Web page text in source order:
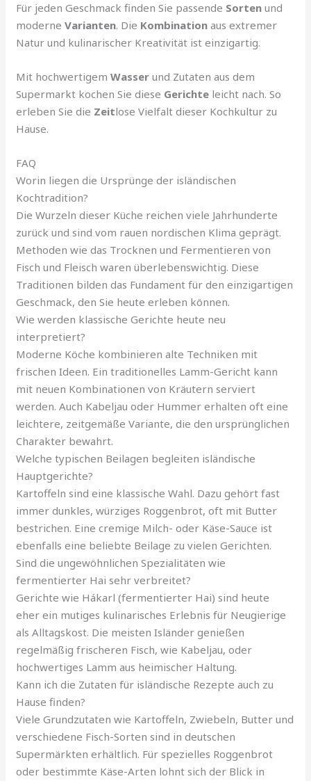
Für jeden Geschmack finden Sie passende Sorten und
moderneVarianten. Die Kombination aus extremer
Natur und kulinarischer Kreativität ist einzigartig.
Mit hochwertigemWasser und Zutaten aus dem
Supermarkt kochen Sie diese Gerichte leicht nach. So
erleben Sie die Zeitlose Vielfalt dieser Kochkultur zu
Hause.
FAQ
Worin liegen die Ursprünge der isländischen
Kochtradition?
Die Wurzeln dieser Küche reichen viele Jahrhunderte
zurück und sind vom rauen nordischen Klima geprägt.
Methoden wie das Trocknen und Fermentieren von
Fisch und Fleisch waren überlebenswichtig. Diese
Traditionen bilden das Fundament für den einzigartigen
Geschmack, den Sie heute erleben können.
Wie werden klassische Gerichte heute neu
interpretiert?
Moderne Köche kombinieren alte Techniken mit
frischen Ideen. Ein traditionelles Lamm-Gericht kann
mit neuen Kombinationen von Kräutern serviert
werden. Auch Kabeljau oder Hummer erhalten oft eine
leichtere, zeitgemäße Variante, die den ursprünglichen
Charakter bewahrt.
Welche typischen Beilagen begleiten isländische
Hauptgerichte?
Kartoffeln sind eine klassische Wahl. Dazu gehört fast
immer dunkles, würziges Roggenbrot, oft mit Butter
bestrichen. Eine cremige Milch- oder Käse-Sauce ist
ebenfalls eine beliebte Beilage zu vielen Gerichten.
Sind die ungewöhnlichen Spezialitäten wie
fermentierter Hai sehr verbreitet?
Gerichte wie Hákarl (fermentierter Hai) sind heute
eher ein mutiges kulinarisches Erlebnis für Neugierige
als Alltagskost. Die meisten Isländer genießen
regelmäßig frischeren Fisch, wie Kabeljau, oder
hochwertiges Lamm aus heimischer Haltung.
Kann ich die Zutaten für isländische Rezepte auch zu
Hause finden?
Viele Grundzutaten wie Kartoffeln, Zwiebeln, Butter und
verschiedene Fisch-Sorten sind in deutschen
Supermärkten erhältlich. Für spezielles Roggenbrot
oder bestimmte Käse-Arten lohnt sich der Blick in